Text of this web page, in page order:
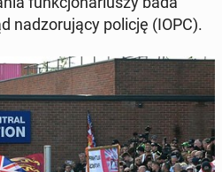
nad­zo­ru­ją­cy policję (IOPC).